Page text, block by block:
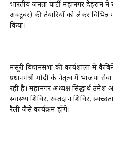
भारतीय जनता पार्टी महानगर
अक्टूबर) की तैयारियों को लेकर
किया।
मसूरी विधानसभा की कार्यशाला में
प्रधानमंत्री मोदी के नेतृत्व में भाजपा
रही है। महानगर अध्यक्ष सिद्धार्थ उमेश
स्वास्थ्य शिविर, रक्तदान शिविर,
रैली जैसे कार्यक्रम होंगे।